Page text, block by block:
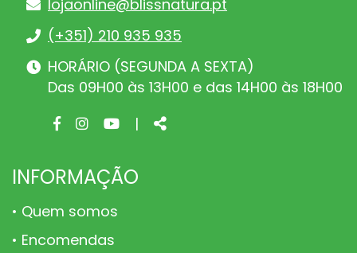
lojaonline@blissnatura.pt
(+351) 210 935 935
HORÁRIO (SEGUNDA A SEXTA)
Das 09H00 às 13H00 e das 14H00 às 18H00
Facebook
Instagram
Youtube
| Share
INFORMAÇÃO
Quem somos
Encomendas